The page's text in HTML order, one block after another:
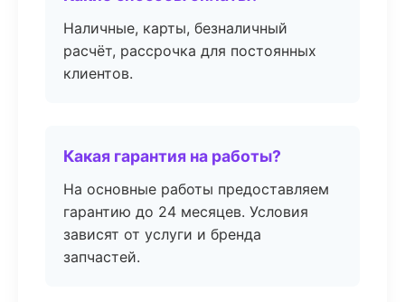
Наличные, карты, безналичный
расчёт, рассрочка для постоянных
клиентов.
Какая гарантия на работы?
На основные работы предоставляем
гарантию до 24 месяцев. Условия
зависят от услуги и бренда
запчастей.